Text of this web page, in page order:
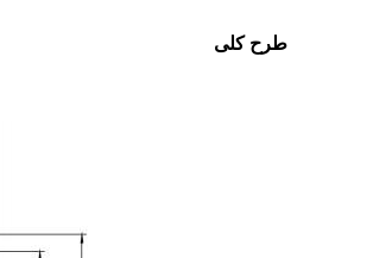
طرح کلی